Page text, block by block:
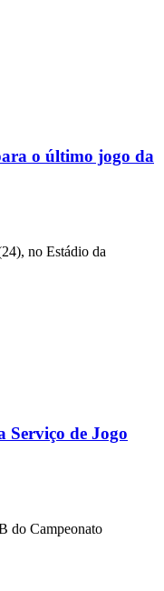
o último jogo da
no Estádio da
Serviço de Jogo
do Campeonato